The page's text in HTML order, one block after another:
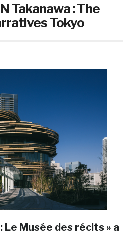
Takanawa : The
Tokyo
Le Musée des récits » a